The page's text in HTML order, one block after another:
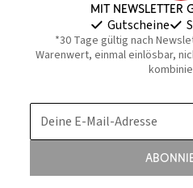
Mit Newsletter
Gutscheine
*30 Tage gültig nach
Warenwert, einmal einlösbar,
Deine E-Mail-Adresse